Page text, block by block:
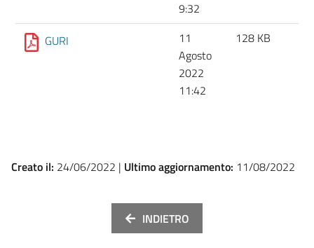
9:32
GURI
11
Agosto
2022
11:42
128 KB
Creato il: 24/06/2022 | Ultimo aggiornamento: 11/08/2022
INDIETRO